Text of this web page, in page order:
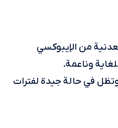
من الإيبوكسي
وناعمة.
في حالة جيدة لفترات